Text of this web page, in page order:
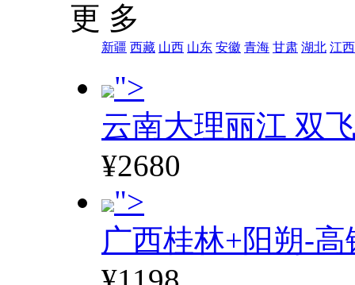
更 多
新疆 西藏 山西 山东 安徽 青海 甘肃 湖北 江西
">
云南大理丽江 双
¥2680
">
广西桂林+阳朔-高